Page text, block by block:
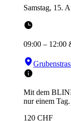
Samstag, 15.
09:00 – 12:00
Mit dem
nur einem Tag.
120 CHF